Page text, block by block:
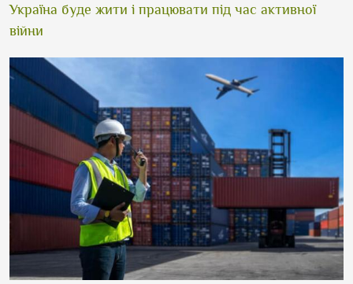
Україна буде жити і працювати під час активної
війни